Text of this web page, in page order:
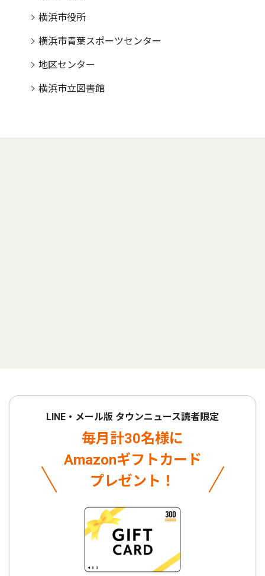
横浜市役所
横浜市青葉スポーツセンター
地区センター
横浜市立図書館
LINE・メール版 タウンニュース読者限定
毎月計30名様に
Amazonギフトカード
プレゼント！